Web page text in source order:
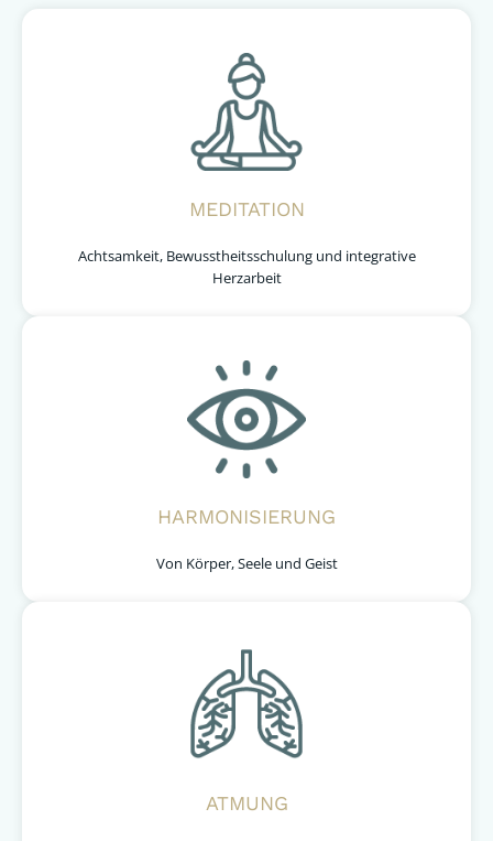
MEDITATION
Achtsamkeit, Bewusstheitsschulung und integrative
Herzarbeit
HARMONISIERUNG
Von Körper, Seele und Geist
ATMUNG